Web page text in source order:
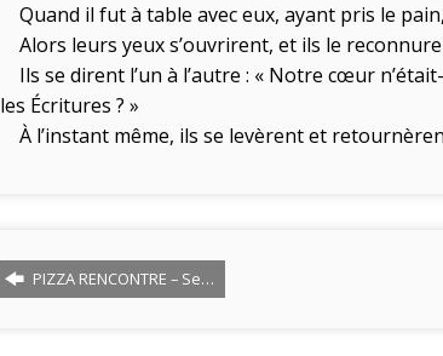
Quand il fut à table avec eux, ayant pris le
Alors leurs yeux s’ouvrirent, et ils le
Ils se dirent l’un à l’autre : « Notre cœur
les Écritures ? »
À l’instant même, ils se levèrent et
PIZZA RENCONTRE – Se…